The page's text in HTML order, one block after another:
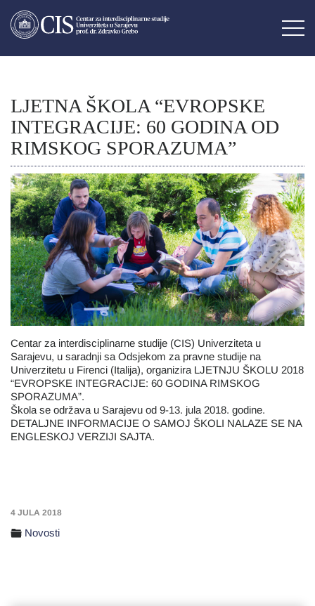
LJETNA ŠKOLA “EVROPSKE
INTEGRACIJE: 60 GODINA OD
RIMSKOG SPORAZUMA”
Centar za interdisciplinarne studije (CIS) Univerziteta u
Sarajevu, u saradnji sa Odsjekom za pravne studije na
Univerzitetu u Firenci (Italija), organizira LJETNJU ŠKOLU 2018
“EVROPSKE INTEGRACIJE: 60 GODINA RIMSKOG
SPORAZUMA”.
Škola se održava u Sarajevu od 9-13. jula 2018. godine.
DETALJNE INFORMACIJE O SAMOJ ŠKOLI NALAZE SE NA
ENGLESKOJ VERZIJI SAJTA.
4 JULA 2018
Novosti